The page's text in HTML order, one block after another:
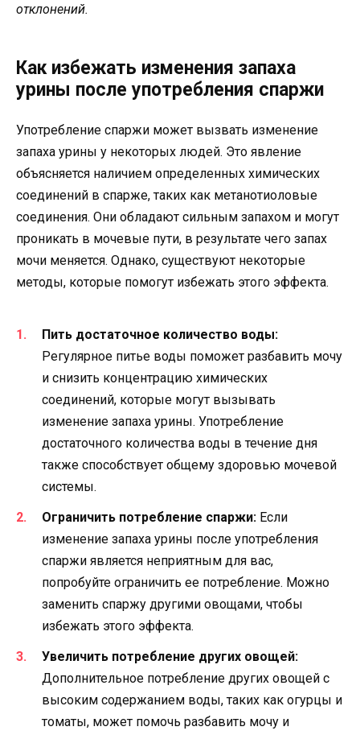
отклонений.
Как избежать изменения запаха
урины после употребления спаржи
Употребление спаржи может вызвать изменение
запаха урины у некоторых людей. Это явление
объясняется наличием определенных химических
соединений в спарже, таких как метанотиоловые
соединения. Они обладают сильным запахом и могут
проникать в мочевые пути, в результате чего запах
мочи меняется. Однако, существуют некоторые
методы, которые помогут избежать этого эффекта.
Пить достаточное количество воды:
Регулярное питье воды поможет разбавить мочу
и снизить концентрацию химических
соединений, которые могут вызывать
изменение запаха урины. Употребление
достаточного количества воды в течение дня
также способствует общему здоровью мочевой
системы.
Ограничить потребление спаржи: Если
изменение запаха урины после употребления
спаржи является неприятным для вас,
попробуйте ограничить ее потребление. Можно
заменить спаржу другими овощами, чтобы
избежать этого эффекта.
Увеличить потребление других овощей:
Дополнительное потребление других овощей с
высоким содержанием воды, таких как огурцы и
томаты, может помочь разбавить мочу и